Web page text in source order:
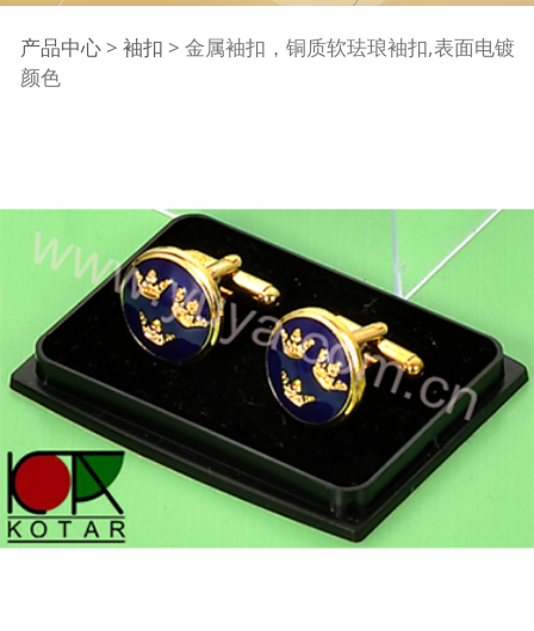
金属袖扣，铜质软珐琅
产品中心> 袖扣 > 金属袖扣，铜质软珐琅袖扣,表面电镀
颜色